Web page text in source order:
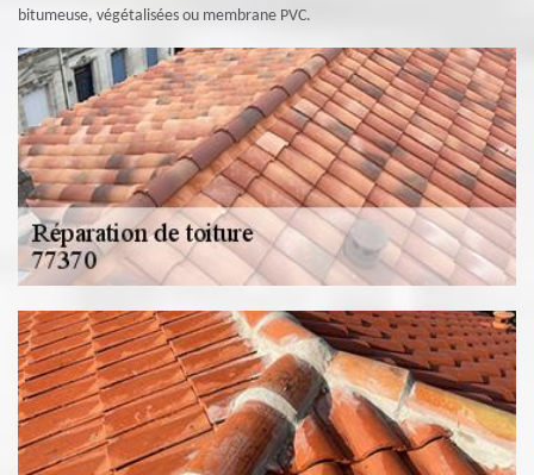
bitumeuse, végétalisées ou membrane PVC.